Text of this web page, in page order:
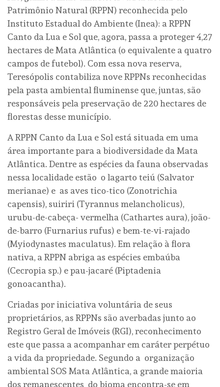
Patrimônio Natural (RPPN) reconhecida pelo
Instituto Estadual do Ambiente (Inea): a RPPN
Canto da Lua e Sol que, agora, passa a proteger 4,27
hectares de Mata Atlântica (o equivalente a quatro
campos de futebol). Com essa nova reserva,
Teresópolis contabiliza nove RPPNs reconhecidas
pela pasta ambiental fluminense que, juntas, são
responsáveis pela preservação de 220 hectares de
florestas desse município.
A RPPN Canto da Lua e Sol está situada em uma
área importante para a biodiversidade da Mata
Atlântica. Dentre as espécies da fauna observadas
nessa localidade estão o lagarto teiú (Salvator
merianae) e as aves tico-tico (Zonotrichia
capensis), suiriri (Tyrannus melancholicus),
urubu-de-cabeça- vermelha (Cathartes aura), joão-
de-barro (Furnarius rufus) e bem-te-vi-rajado
(Myiodynastes maculatus). Em relação à flora
nativa, a RPPN abriga as espécies embaúba
(Cecropia sp.) e pau-jacaré (Piptadenia
gonoacantha).
Criadas por iniciativa voluntária de seus
proprietários, as RPPNs são averbadas junto ao
Registro Geral de Imóveis (RGI), reconhecimento
este que passa a acompanhar em caráter perpétuo
a vida da propriedade. Segundo a organização
ambiental SOS Mata Atlântica, a grande maioria
dos remanescentes do bioma encontra-se em